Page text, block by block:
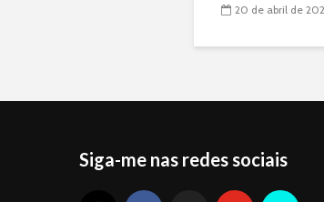
20 de abril de
Siga-me nas redes sociais